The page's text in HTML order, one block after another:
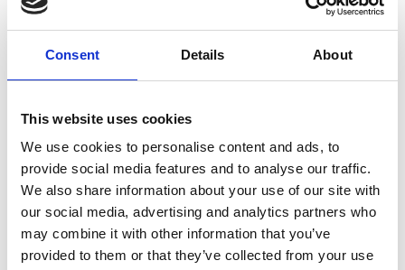
Consent Details About
This website uses cookies
We use cookies to personalise content and ads, to
provide social media features and to analyse our traffic.
We also share information about your use of our site with
our social media, advertising and analytics partners who
may combine it with other information that you’ve
provided to them or that they’ve collected from your use
La solución para esta problemática pasa por la
Inteligencia Artificial (IA). En el mercado ya pueden
compañías. Se trata de incrementar la visibilidad y
eficiencia en medio del caos en que puede llegar a
convertirse una bandeja de entrada compartida, en la
que se entremezclan consultas, incidencias,
facturas y pedidos.
Los avances en IA están permitiendo que sea
posible, incluso, clasificar automáticamente correos